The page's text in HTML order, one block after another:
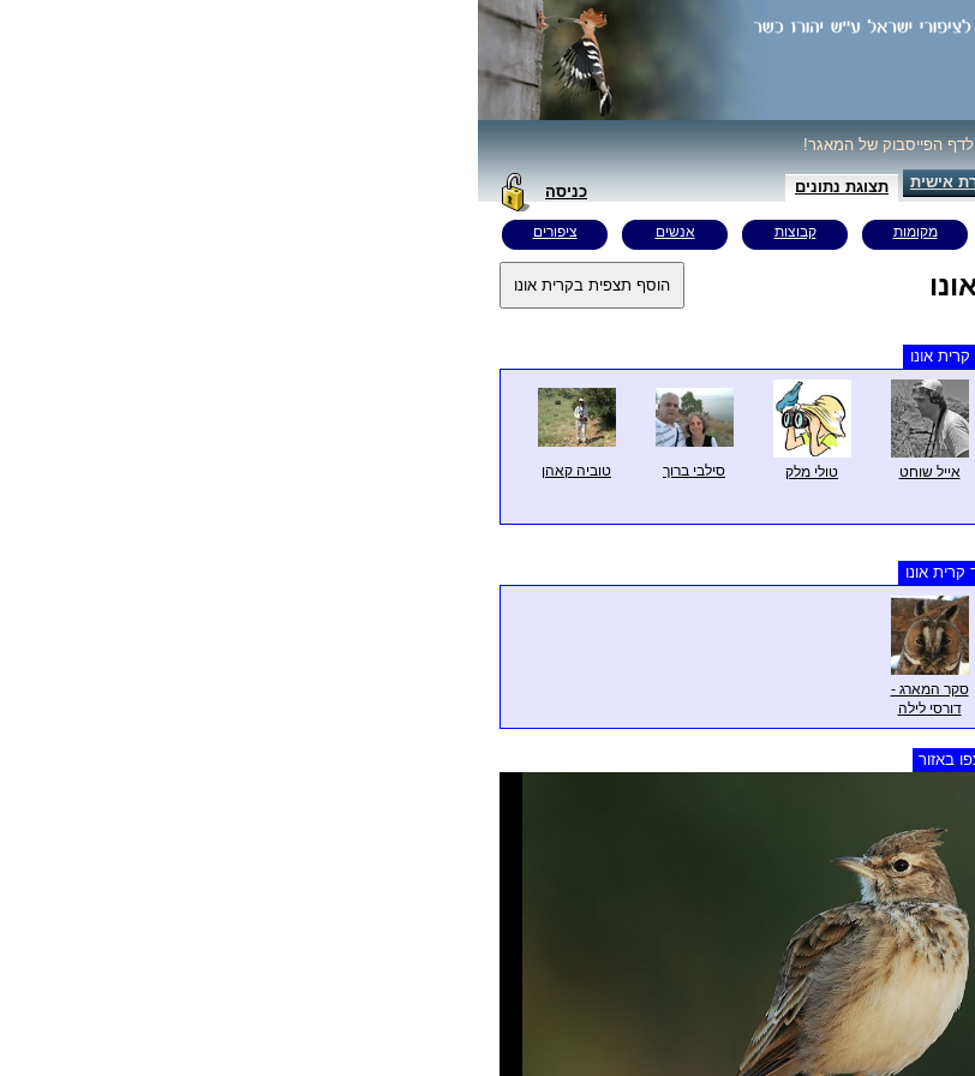
לדף הפייסבוק של המאגר!
אישית תצוגת נתונים כניסה
מקומות קבוצות אנשים ציפורים
אונו
אייל שוחט טולי מלק סילבי ברוך טוביה קאהן
קרית אונו
סקר המארג -
דורסי לילה
באזור